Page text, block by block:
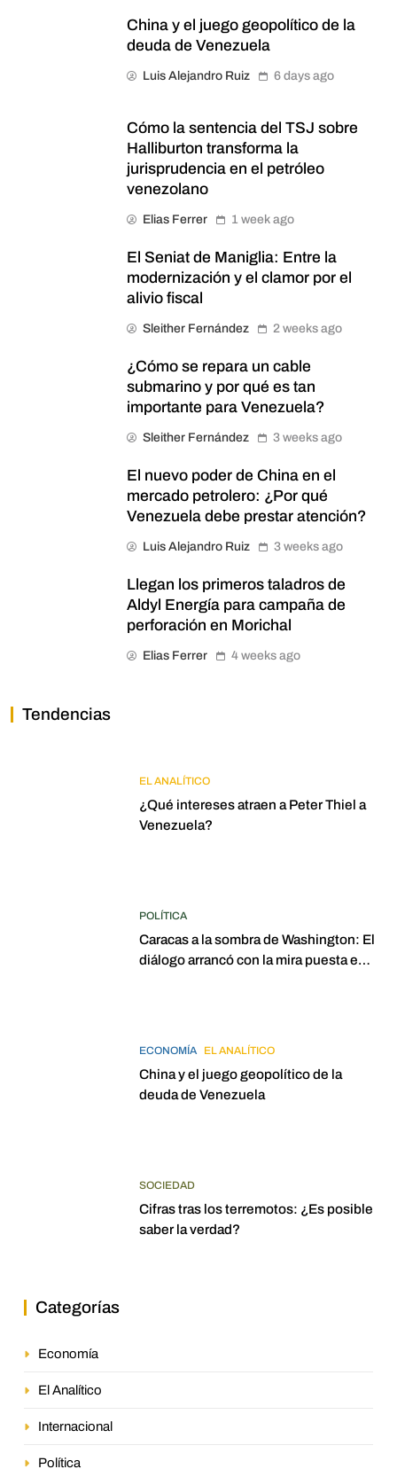
China y el juego geopolítico de la
deuda de Venezuela
Luis Alejandro Ruiz 6 days ago
Cómo la sentencia del TSJ sobre
Halliburton transforma la
jurisprudencia en el petróleo
venezolano
Elias Ferrer 1 week ago
El Seniat de Maniglia: Entre la
modernización y el clamor por el
alivio fiscal
Sleither Fernández 2 weeks ago
¿Cómo se repara un cable
submarino y por qué es tan
importante para Venezuela?
Sleither Fernández 3 weeks ago
El nuevo poder de China en el
mercado petrolero: ¿Por qué
Venezuela debe prestar atención?
Luis Alejandro Ruiz 3 weeks ago
Llegan los primeros taladros de
Aldyl Energía para campaña de
perforación en Morichal
Elias Ferrer 4 weeks ago
Tendencias
EL ANALÍTICO
¿Qué intereses atraen a Peter Thiel a
Venezuela?
POLÍTICA
Caracas a la sombra de Washington: El
diálogo arrancó con la mira puesta en
ECONOMÍA EL ANALÍTICO
China y el juego geopolítico de la
deuda de Venezuela
SOCIEDAD
Cifras tras los terremotos: ¿Es posible
saber la verdad?
Categorías
Economía
El Analítico
Internacional
Política